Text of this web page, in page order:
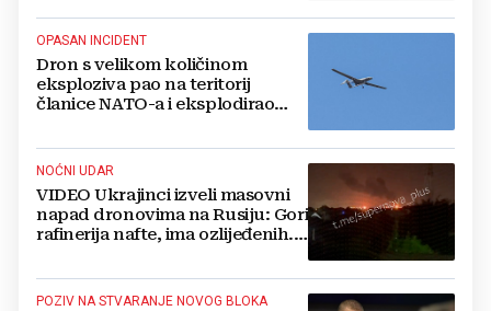
OPASAN INCIDENT
Dron s velikom količinom
eksploziva pao na teritorij
članice NATO-a i eksplodirao
NOĆNI UDAR
VIDEO Ukrajinci izveli masovni
napad dronovima na Rusiju: Gori
rafinerija nafte, ima ozlijeđenih.
POZIV NA STVARANJE NOVOG BLOKA